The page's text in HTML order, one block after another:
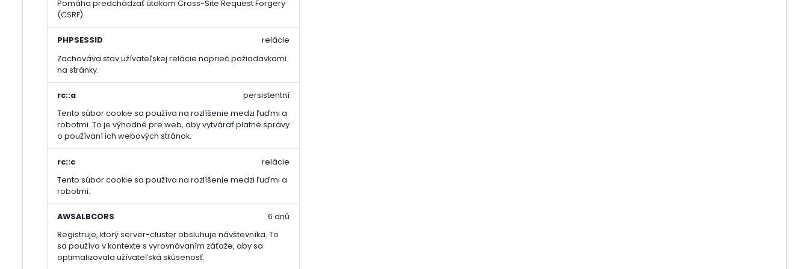
Pomáha predchádzať útokom Cross-Site Request Forgery
(CSRF).
PHPSESSID
Zachováva stav užívateľskej relácie naprieč požiadavkami
na stránky.
relácie
rc::a
Tento súbor cookie sa používa na rozlíšenie medzi ľuďmi a
robotmi. To je výhodné pre web, aby vytvárať platné správy
o používaní ich webových stránok.
persistentní
rc::c
Tento súbor cookie sa používa na rozlíšenie medzi ľuďmi a
robotmi.
relácie
AWSALBCORS
Registruje, ktorý server-cluster obsluhuje návštevníka. To
sa používa v kontexte s vyrovnávaním záťaže, aby sa
optimalizovala užívateľská skúsenosť.
6 dnů